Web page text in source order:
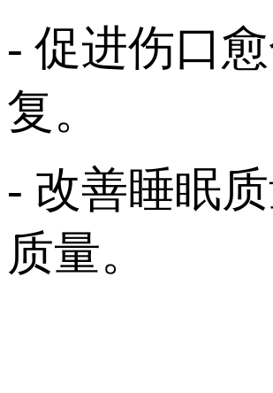
- 促进伤口
复。
- 改善睡眠
质量。